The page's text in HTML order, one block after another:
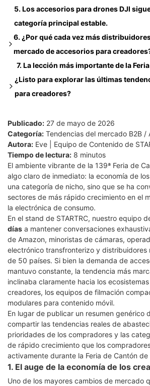
5. Los accesorios para drones DJI
categoría principal estable.
6. ¿Por qué cada vez más
mercado de accesorios para
Menores costos logísticos
Mayor rotación de productos
Oportunidades de venta cruzada más
(OEM) y fabricantes de diseño original
7. La lección más importante de la
¿Listo para explorar las últimas
para creadores?
rápidamente y sean adecuados para tu
¿Busca soporte OEM/ODM y
blanca?
¿Necesita información sobre la
almacenes en el extranjero y precios
Publicado: 27 de mayo de 2026
Categoría: Tendencias del mercado B2B /
Autora: Eve | Equipo de Contenido de
Tiempo de lectura: 8 minutos
El ambiente vibrante de la 139ª Feria de
algo claro de inmediato: la economía de
una categoría de nicho, sino que se ha
sectores de más rápido crecimiento en el
la electrónica de consumo.
En el stand de STARTRC, nuestro equipo
días a mantener conversaciones
de Amazon, minoristas de cámaras,
electrónico transfronterizo y distribuidores
de 50 países. Si bien la demanda de
mantuvo constante, la tendencia más
inclinaba claramente hacia los
creadores, los equipos de filmación
modulares para contenido móvil.
En lugar de publicar un resumen genérico
compartir las tendencias reales de
prioridades de los compradores y las
de rápido crecimiento que los
activamente durante la Feria de Cantón de
1. El auge de la economía de los
Uno de los mayores cambios de mercado